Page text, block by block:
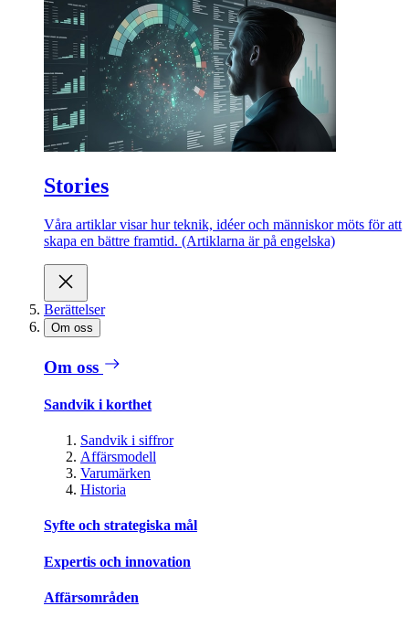
Stories
Våra artiklar visar hur teknik, idéer och människor möts för att
skapa en bättre framtid. (Artiklarna är på engelska)
Berättelser
Om oss
Om oss
Sandvik i korthet
Sandvik i siffror
Affärsmodell
Varumärken
Historia
Syfte och strategiska mål
Expertis och innovation
Affärsområden